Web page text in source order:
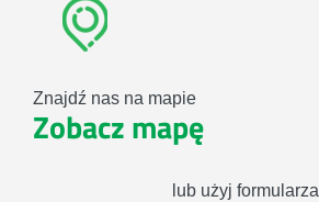
Znajdź nas na mapie
Zobacz mapę
lub użyj formularza